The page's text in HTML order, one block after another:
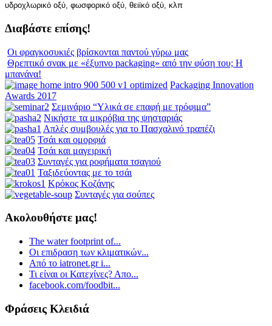
υδροχλωρικό οξύ, φωσφορικό οξύ, θειϊκό οξύ, κλπ
Διαβάστε επίσης!
Οι φραγκοσυκιές βρίσκονται παντού γύρω μας
Θρεπτικό σνακ με «έξυπνο packaging» από την φύση του; Η
μπανάνα!
Packaging Innovation
Awards 2017
Σεμινάριο “Υλικά σε επαφή με τρόφιμα”
Νικήστε τα μικρόβια της ψησταριάς
Απλές συμβουλές για το Πασχαλινό τραπέζι
Τσάι και ομορφιά
Τσάι και μαγειρική
Συνταγές για ροφήματα τσαγιού
Ταξιδεύοντας με το τσάι
Κρόκος Κοζάνης
Συνταγές για σούπες
Ακολουθήστε μας!
The water footprint of...
Οι επιδραση των κλιματικών...
Από το iatronet.gr i...
Τι είναι οι Κατεχίνες? Απο...
facebook.com/foodbit...
Φράσεις Κλειδιά